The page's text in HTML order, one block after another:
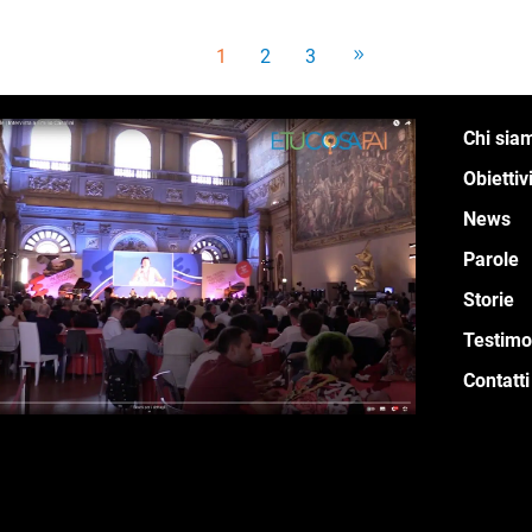
1 2 3
Chi
News
Parole
Storie
Contatti